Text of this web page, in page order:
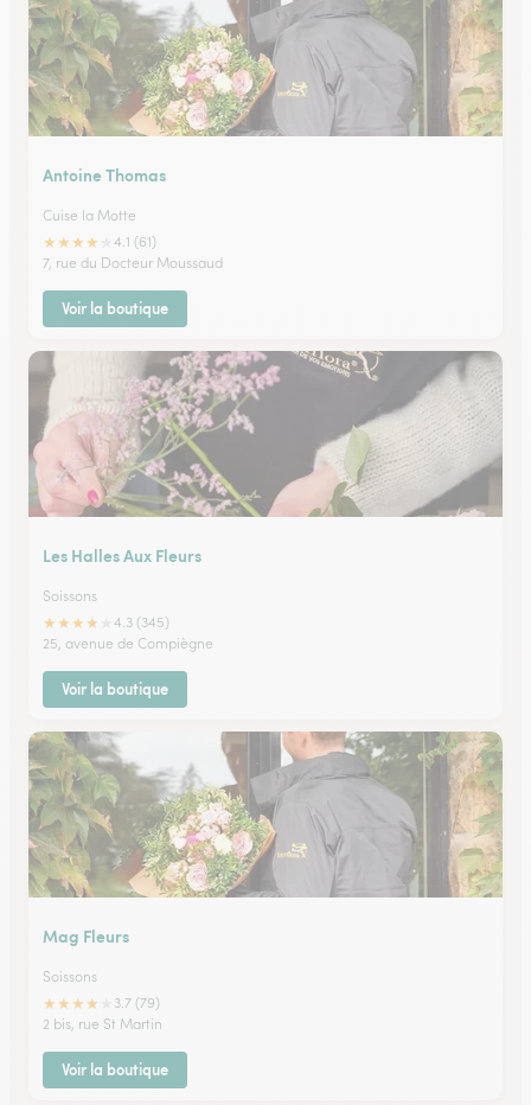
Antoine Thomas
Cuise la Motte
★★★★
4.1 (61)
7, rue du Docteur Moussaud
Voir la boutique
Les Halles Aux Fleurs
Soissons
★★★★
4.3 (345)
25, avenue de Compiègne
Voir la boutique
Mag Fleurs
Soissons
★★★★
3.7 (79)
2 bis, rue St Martin
Voir la boutique